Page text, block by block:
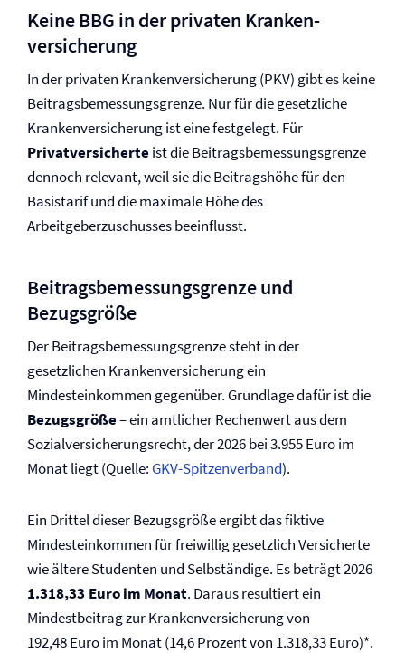
Keine BBG in der privaten Kranken­
versicherung
In der privaten Kranken­versicherung (PKV) gibt es keine
Beitragsbemessungsgrenze. Nur für die gesetzliche
Kranken­versicherung ist eine festgelegt. Für
Privatversicherteist die Beitragsbemessungsgrenze
dennoch relevant, weil sie die Beitragshöhe für den
Basistarif und die maximale Höhe des
Arbeitgeberzuschusses beeinflusst.
Beitragsbemessungsgrenze und
Bezugsgröße
Der Beitragsbemessungsgrenze steht in der
gesetzlichen Kranken­versicherung ein
Mindesteinkommen gegenüber. Grundlage dafür ist die
Bezugsgröße– ein amtlicher Rechenwert aus dem
Sozial­versicherungsrecht, der 2026 bei 3.955 Euro im
Monat liegt (Quelle: GKV-Spitzenverband).
Ein Drittel dieser Bezugsgröße ergibt das fiktive
Mindesteinkommen für freiwillig gesetzlich Versicherte
wie ältere Studenten und Selbständige. Es beträgt 2026
1.318,33 Euro im Monat. Daraus resultiert ein
Mindestbeitrag zur Kranken­versicherung von
192,48 Euro im Monat (14,6 Prozent von 1.318,33 Euro)*.